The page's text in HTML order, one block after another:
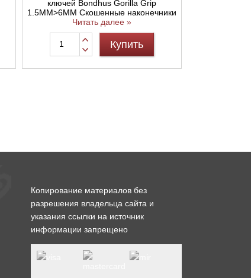
ключей Bondhus Gorilla Grip
1.5MM>6MM Скошенные наконечники
Читать далее »
Купить
Копирование материалов без
разрешения владельца сайта и
указания ссылки на источник
информации запрещено